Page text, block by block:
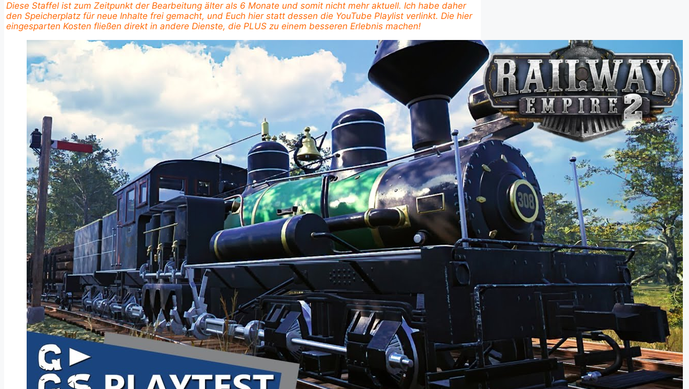
Diese Staffel ist zum Zeitpunkt der Bearbeitung älter als 6 Monate und somit nicht mehr aktuell. Ich habe daher
den Speicherplatz für neue Inhalte frei gemacht, und Euch hier statt dessen die YouTube Playlist verlinkt. Die hier
eingesparten Kosten fließen direkt in andere Dienste, die PLUS zu einem besseren Erlebnis machen!